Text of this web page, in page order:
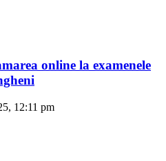
online la examenele
12:11 pm